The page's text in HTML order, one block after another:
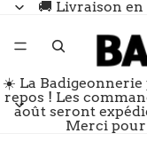
🚚 Livraison
☀️ La Badigeonnerie
repos ! Les
août seront
Merci